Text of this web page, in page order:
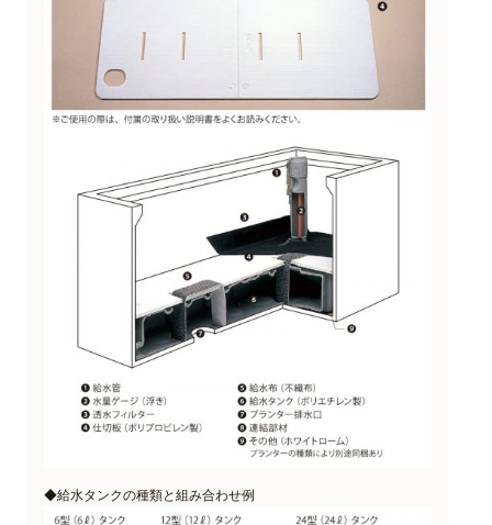
◆給水タンクの種類と組み合わせ例